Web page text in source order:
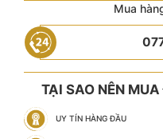
Mua
TẠI SAO NÊN
UY TÍN HÀNG ĐẦU